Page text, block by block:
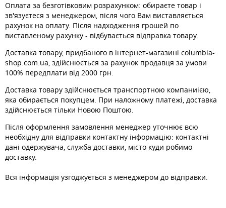
Оплата за безготівковим розрахунком: обираєте товар і
зв'язуєтеся з менеджером, після чого Вам виставляється
рахунок на оплату. Після надходження грошей по
виставленому рахунку - відбувається відправка товару.
Доставка товару, придбаного в інтернет-магазині columbia-
shop.com.ua, здійснюється за рахунок продавця за умови
100% передплати від 2000 грн.
Доставка товару здійснюється транспортною компаниією,
яка обирається покупцем. При наложному платежі, доставка
здійснюється тільки Новою Поштою.
Після оформлення замовлення менеджер уточнює всю
необхідну для відправки контактну інформацію: контактні
дані одержувача, служба доставки, місто куди робимо
доставку.
Вся інформація узгоджується з менеджером до відправки.